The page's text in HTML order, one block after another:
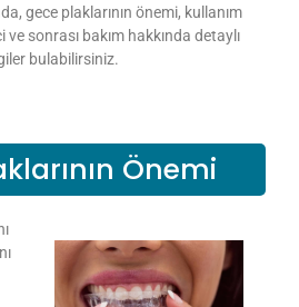
gece plaklarının önemi, kullanım
sonrası bakım hakkında detaylı
bulabilirsiniz.
Önemi